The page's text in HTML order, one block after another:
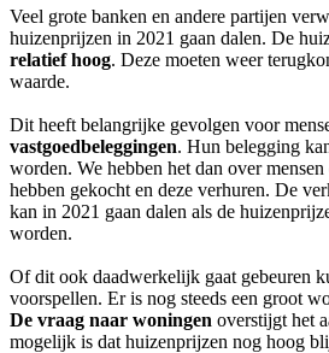
Veel grote banken en andere partijen
huizenprijzen in 2021 gaan dalen. De
relatief hoog. Deze moeten weer
waarde.
Dit heeft belangrijke gevolgen voor
vastgoedbeleggingen. Hun belegging
worden. We hebben het dan over
hebben gekocht en deze verhuren. De
kan in 2021 gaan dalen als de
worden.
Of dit ook daadwerkelijk gaat gebeuren
voorspellen. Er is nog steeds een groot
De vraag naar woningen overstijgt het
mogelijk is dat huizenprijzen nog hoog